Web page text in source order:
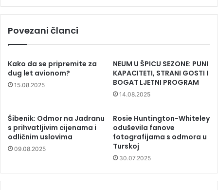
Povezani članci
Kako da se pripremite za
dug let avionom?
15.08.2025
NEUM U ŠPICU SEZONE: PUNI
KAPACITETI, STRANI GOSTI I
BOGAT LJETNI PROGRAM
14.08.2025
Šibenik: Odmor na Jadranu
s prihvatljivim cijenama i
odličnim uslovima
09.08.2025
Rosie Huntington-Whiteley
oduševila fanove
fotografijama s odmora u
Turskoj
30.07.2025